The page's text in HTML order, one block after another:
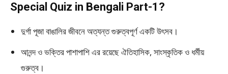
Special Quiz in Bengali Part-1?
দুর্গা পূজা বাঙালির জীবনে অত্যন্ত গুরুত্বপূর্ণ একটি উৎসব।
আনন্দ ও ভক্তির পাশাপাশি এর রয়েছে ঐতিহাসিক, সাংস্কৃতিক ও ধর্মীয়
গুরুত্ব।